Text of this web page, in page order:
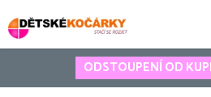
na
obsah
ODSTOUPENÍ OD